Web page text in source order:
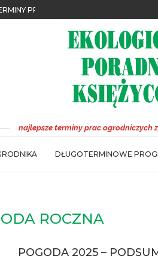
– NOWA EDYCJA JUŻ DOSTĘPNA
2023 NOWOŚCI
najlepsze terminy prac ogrodniczych
DŁUGOTERMINOWE
ROCZNA
POGODA 2025 –